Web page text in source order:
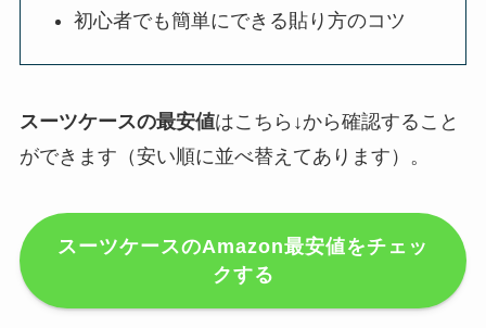
初心者でも簡単にできる貼り方のコツ
スーツケースの最安値はこちら↓から確認すること
ができます（安い順に並べ替えてあります）。
スーツケースのAmazon最安値をチェッ
クする